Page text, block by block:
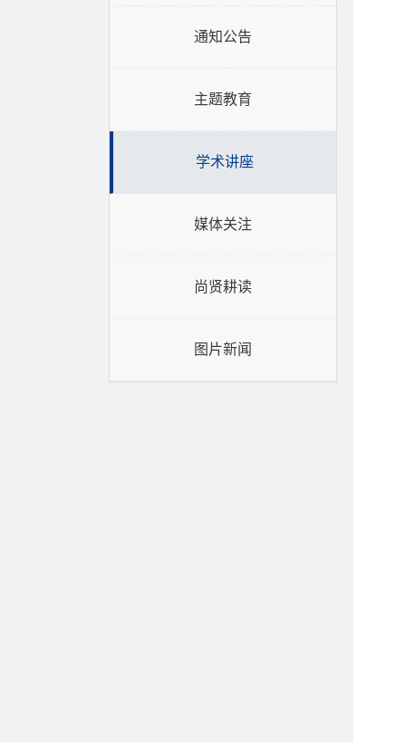
通知公告
主题教育
学术讲座
媒体关注
尚贤耕读
图片新闻